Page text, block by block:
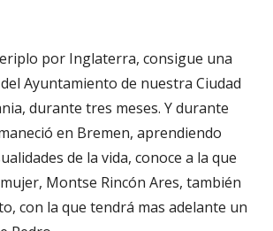
por Inglaterra, consigue una
Ayuntamiento de nuestra Ciudad
durante tres meses. Y durante
en Bremen, aprendiendo
de la vida, conoce a la que
Montse Rincón Ares, también
con la que tendrá mas adelante un